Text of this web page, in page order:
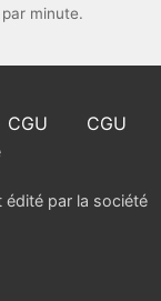
minute.
CGU
CGU
par la société